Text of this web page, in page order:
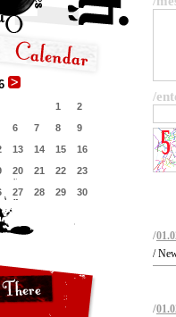
1
2
6 7 8
9
13 14 15
16
20 21 22
23
27 28 29
30
/
/
/
/